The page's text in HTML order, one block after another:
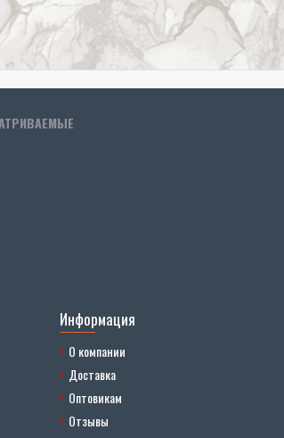
Информация
О компании
Доставка
Оптовикам
Отзывы